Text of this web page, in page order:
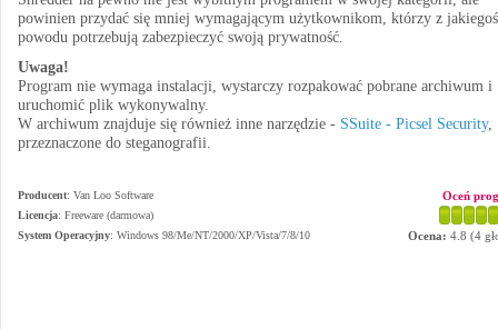
powinien przydać się mniej wymagającym użytkownikom, którzy z jakiegoś
powodu potrzebują zabezpieczyć swoją prywatność.
Uwaga!
Program nie wymaga instalacji, wystarczy rozpakować pobrane archiwum i
uruchomić plik wykonywalny.
W archiwum znajduje się również inne narzędzie - SSuite - Picsel Security,
przeznaczone do steganografii.
Producent: Van Loo Software
Licencja: Freeware (darmowa)
System Operacyjny: Windows 98/Me/NT/2000/XP/Vista/7/8/10
Oceń
Ocena: 4.8 (4